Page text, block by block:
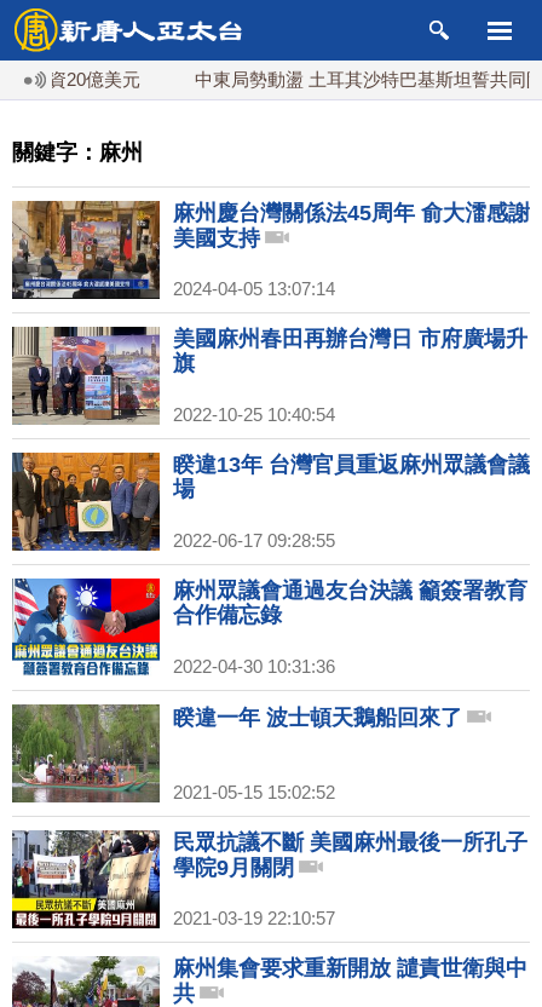
資20億美元 中東局勢動盪 土耳其沙特巴基斯坦誓共同防禦
關鍵字：麻州
麻州慶台灣關係法45周年 俞大㵢感謝
美國支持
2024-04-05 13:07:14
美國麻州春田再辦台灣日 市府廣場升
旗
2022-10-25 10:40:54
睽違13年 台灣官員重返麻州眾議會議
場
2022-06-17 09:28:55
麻州眾議會通過友台決議 籲簽署教育
合作備忘錄
2022-04-30 10:31:36
睽違一年 波士頓天鵝船回來了
2021-05-15 15:02:52
民眾抗議不斷 美國麻州最後一所孔子
學院9月關閉
2021-03-19 22:10:57
麻州集會要求重新開放 譴責世衛與中
共